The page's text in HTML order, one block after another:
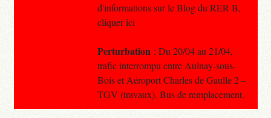
d'informations sur le Blog du RER B,
cliquer ici
Perturbation : Du 20/04 au 21/04,
trafic interrompu entre Aulnay-sous-
Bois et Aéroport Charles de Gaulle 2 –
TGV (travaux). Bus de remplacement.